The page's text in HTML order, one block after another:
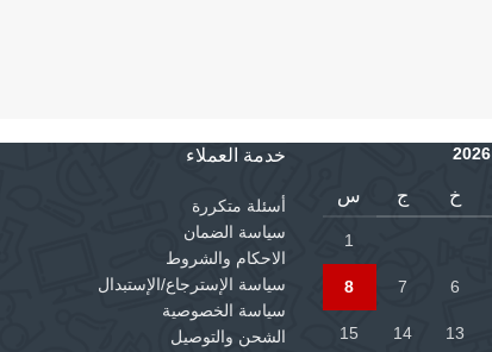
خ ج س
1
6
7
8
13
14
15
خدمة العملاء
أسئلة متكررة
سياسة الضمان
الاحكام والشروط
سياسة الإسترجاع/الإستبدال
سياسة الخصوصية
الشحن والتوصيل